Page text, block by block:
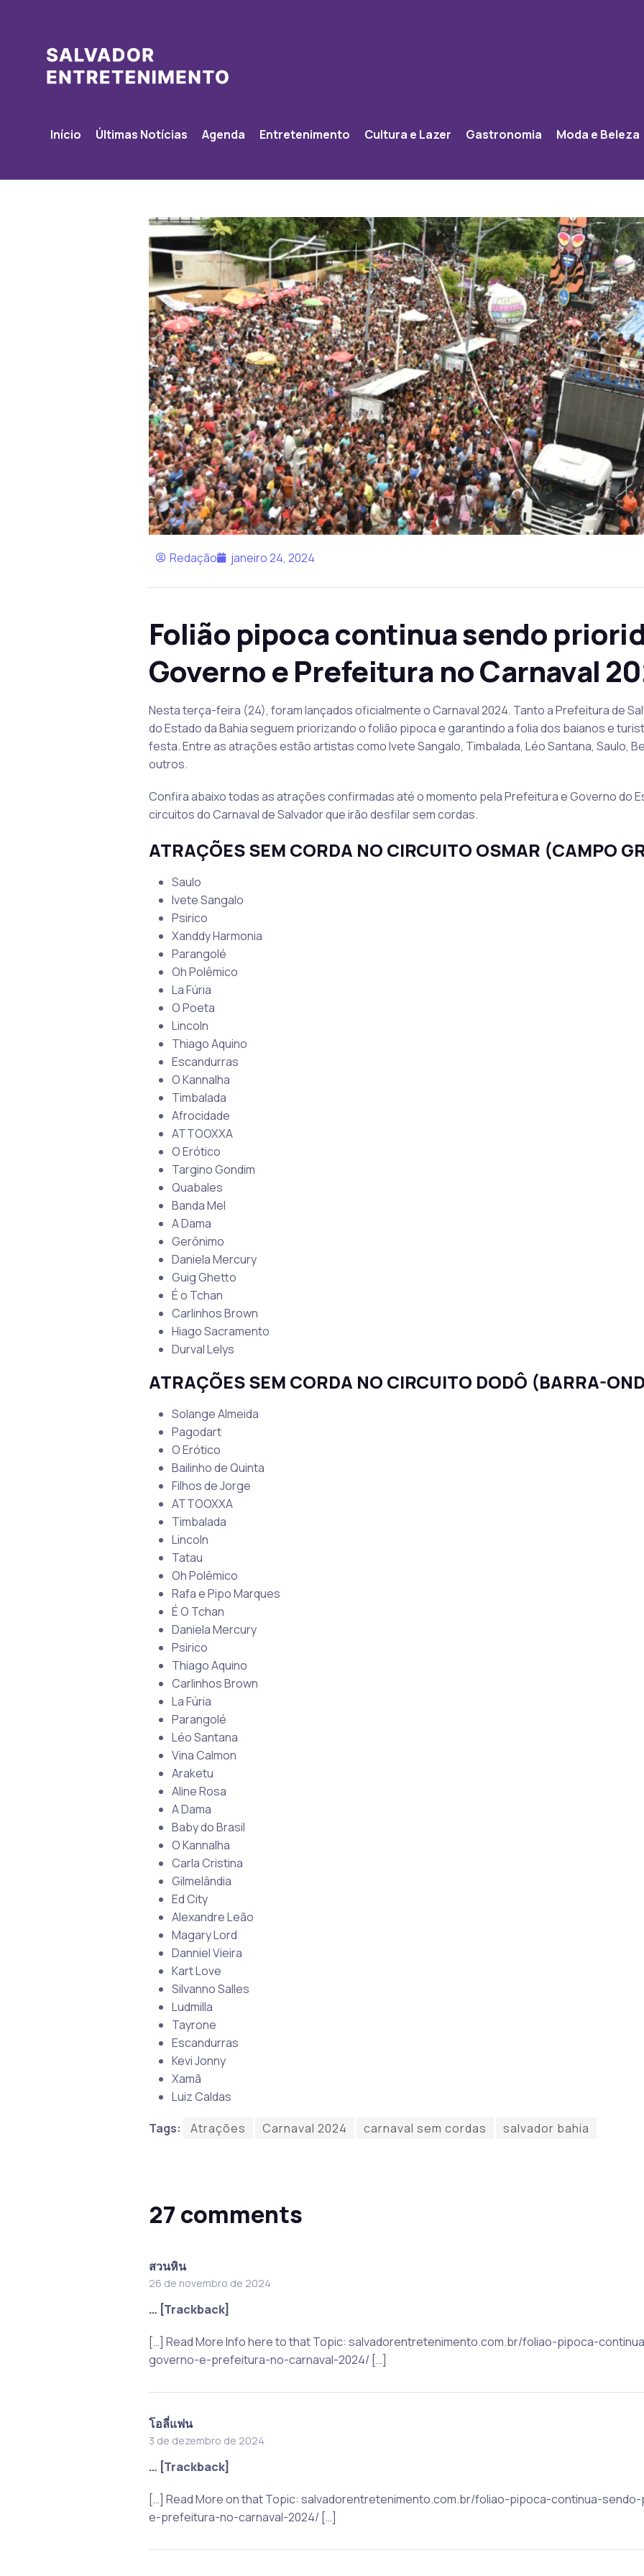
Início Últimas Notícias Agenda Entretenimento Cultura e Lazer Gastronomia Moda e Beleza
Redação janeiro 24, 2024
Folião pipoca continua sendo
Governo e Prefeitura no Carnaval
Nesta terça-feira (24), foram lançados oficialmente o Carnaval 2024. Tanto a Prefeitura de
do Estado da Bahia seguem priorizando o folião pipoca e garantindo a folia dos baianos e
festa. Entre as atrações estão artistas como Ivete Sangalo, Timbalada, Léo Santana, Saulo,
outros.
Confira abaixo todas as atrações confirmadas até o momento pela Prefeitura e Governo do
circuitos do Carnaval de Salvador que irão desfilar sem cordas.
ATRAÇÕES SEM CORDA NO CIRCUITO OSMAR (CAMPO
Saulo
Ivete Sangalo
Psirico
Xanddy Harmonia
Parangolé
Oh Polêmico
La Fúria
O Poeta
Lincoln
Thiago Aquino
Escandurras
O Kannalha
Timbalada
Afrocidade
ATTOOXXA
O Erótico
Targino Gondim
Quabales
Banda Mel
A Dama
Gerônimo
Daniela Mercury
Guig Ghetto
É o Tchan
Carlinhos Brown
Hiago Sacramento
Durval Lelys
ATRAÇÕES SEM CORDA NO CIRCUITO DODÔ (BARRA-
Solange Almeida
Pagodart
O Erótico
Bailinho de Quinta
Filhos de Jorge
ATTOOXXA
Timbalada
Lincoln
Tatau
Oh Polêmico
Rafa e Pipo Marques
É O Tchan
Daniela Mercury
Psirico
Thiago Aquino
Carlinhos Brown
La Fúria
Parangolé
Léo Santana
Vina Calmon
Araketu
Aline Rosa
A Dama
Baby do Brasil
O Kannalha
Carla Cristina
Gilmelândia
Ed City
Alexandre Leão
Magary Lord
Danniel Vieira
Kart Love
Silvanno Salles
Ludmilla
Tayrone
Escandurras
Kevi Jonny
Xamã
Luiz Caldas
Tags:
Atrações Carnaval 2024 carnaval sem cordas salvador bahia
27 comments
สวนหิน
26 de novembro de 2024
… [Trackback]
[…] Read More Info here to that Topic: salvadorentretenimento.com.br/foliao-pipoca-
governo-e-prefeitura-no-carnaval-2024/ […]
โอลี่แฟน
3 de dezembro de 2024
… [Trackback]
[…] Read More on that Topic: salvadorentretenimento.com.br/foliao-pipoca-continua-
e-prefeitura-no-carnaval-2024/ […]